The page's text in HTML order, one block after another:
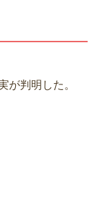
が判明した。